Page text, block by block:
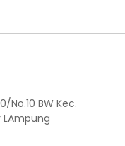
No.10 BW Kec.
LAmpung